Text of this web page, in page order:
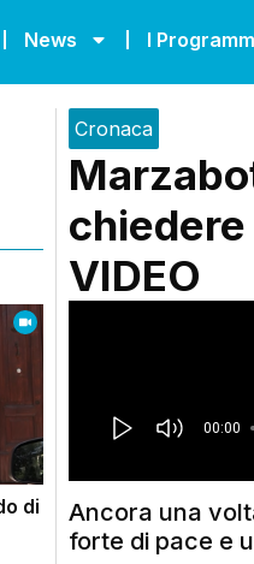
News I
di
Cronaca
chiedere
VIDEO
Ancora una
forte di pace e